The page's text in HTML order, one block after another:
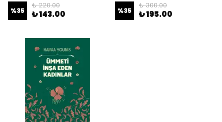
%35
₺ 220.00
₺ 143.00 %35
₺ 300.00
₺ 195.00